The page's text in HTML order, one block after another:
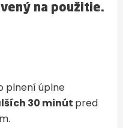
na použitie.
plnení úplne
30 minút pred